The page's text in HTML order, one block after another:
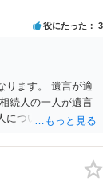
す。 ご質問：書
んが申立書の「申
して意見があれ
由」のところに、
合いが出来ない／
さん間の事情やい
から見てそれは違
くとよいです。 そ
金を援助してもら
役にたった 3
ります。 遺言が適
続人の一人が遺言
について遺言が記
通りに遺言者の財
ている指定相続人
言者の意思が確認